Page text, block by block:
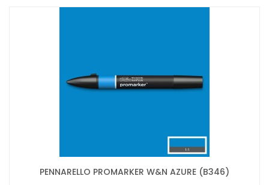
PENNARELLO PROMARKER W&N AZURE (B346)